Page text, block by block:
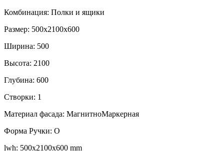
Комбинация: Полки и ящики
Размер: 500х2100х600
Ширина: 500
Высота: 2100
Глубина: 600
Створки: 1
Материал фасада: МагнитноМаркерная
Форма Ручки: O
lwh: 500x2100x600 mm